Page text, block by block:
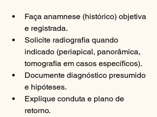
Faça anamnese (histórico) objetiva
e registrada.
Solicite radiografia quando
indicado (periapical, panorâmica,
tomografia em casos específicos).
Documente diagnóstico presumido
e hipóteses.
Explique conduta e plano de
retorno.